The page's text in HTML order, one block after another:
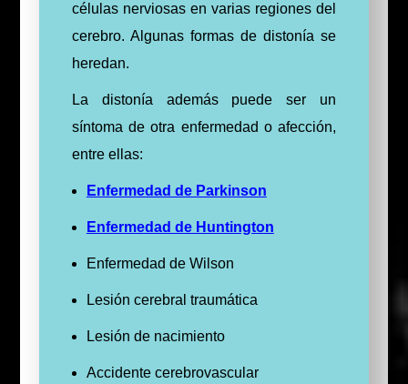
células nerviosas en varias regiones del
cerebro. Algunas formas de distonía se
heredan.
La distonía además puede ser un
síntoma de otra enfermedad o afección,
entre ellas:
Enfermedad de Parkinson
Enfermedad de Huntington
Enfermedad de Wilson
Lesión cerebral traumática
Lesión de nacimiento
Accidente cerebrovascular